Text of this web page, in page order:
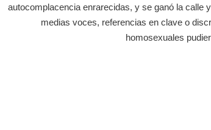
autocomplacencia enrarecidas, y se ganó la calle
medias voces, referencias en clave o
homosexuales